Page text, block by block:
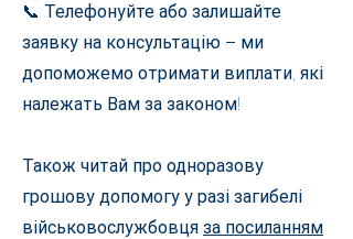
📞 Телефонуйте або залишайте
заявку на консультацію – ми
допоможемо отримати виплати, які
належать Вам за законом!
Також читай про одноразову
грошову допомогу у разі загибелі
військовослужбовця за посиланням